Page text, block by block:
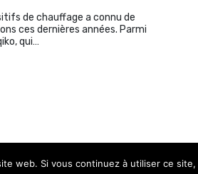
de chauffage a connu de
ces dernières années. Parmi
qui…
web. Si vous continuez à utiliser ce